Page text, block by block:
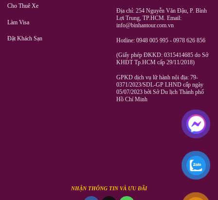
Cho Thuê Xe
Làm Visa
Đặt Khách Sạn
Địa chỉ: 254 Nguyễn Văn Đậu, P. Bình
Lợi Trung, TP.HCM. Email:
info@binhantour.com.vn
Hotline: 0948 005 995 - 0978 626 856
(Giấy phép ĐKKD: 0315414685 do Sở
KHĐT Tp.HCM cấp 29/11/2018)
GPKD dịch vụ lữ hành nội địa: 79-
0371/2023/SDL-GP LHND cấp ngày
05/07/2023 bởi Sở Du lịch Thành phố
Hồ Chí Minh
NHẬN THÔNG TIN VÀ ƯU ĐÃI